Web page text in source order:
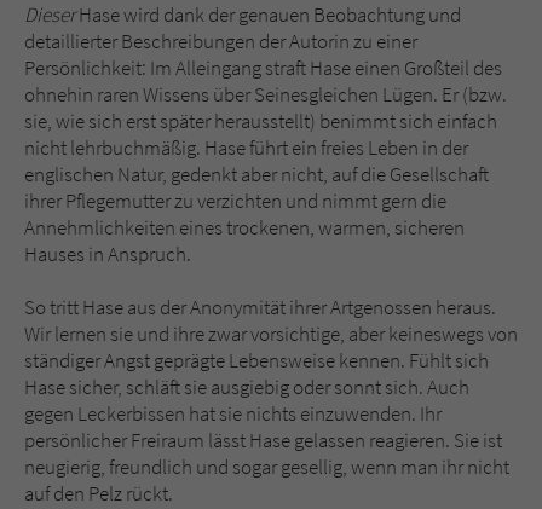
DieserHase wird dank der genauen Beobachtung und
detaillierter Beschreibungen der Autorin zu einer
Persönlichkeit: Im Alleingang straft Hase einen Großteil des
ohnehin raren Wissens über Seinesgleichen Lügen. Er (bzw.
sie, wie sich erst später herausstellt) benimmt sich einfach
nicht lehrbuchmäßig. Hase führt ein freies Leben in der
englischen Natur, gedenkt aber nicht, auf die Gesellschaft
ihrer Pflegemutter zu verzichten und nimmt gern die
Annehmlichkeiten eines trockenen, warmen, sicheren
Hauses in Anspruch.
So tritt Hase aus der Anonymität ihrer Artgenossen heraus.
Wir lernen sie und ihre zwar vorsichtige, aber keineswegs von
ständiger Angst geprägte Lebensweise kennen. Fühlt sich
Hase sicher, schläft sie ausgiebig oder sonnt sich. Auch
gegen Leckerbissen hat sie nichts einzuwenden. Ihr
persönlicher Freiraum lässt Hase gelassen reagieren. Sie ist
neugierig, freundlich und sogar gesellig, wenn man ihr nicht
auf den Pelz rückt.